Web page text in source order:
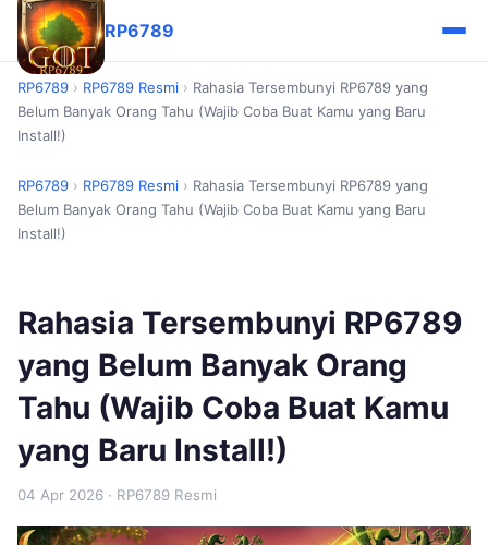
RP6789
RP6789 › RP6789 Resmi › Rahasia Tersembunyi RP6789 yang
Belum Banyak Orang Tahu (Wajib Coba Buat Kamu yang Baru
Install!)
RP6789 › RP6789 Resmi › Rahasia Tersembunyi RP6789 yang
Belum Banyak Orang Tahu (Wajib Coba Buat Kamu yang Baru
Install!)
Rahasia Tersembunyi RP6789
yang Belum Banyak Orang
Tahu (Wajib Coba Buat Kamu
yang Baru Install!)
04 Apr 2026 · RP6789 Resmi